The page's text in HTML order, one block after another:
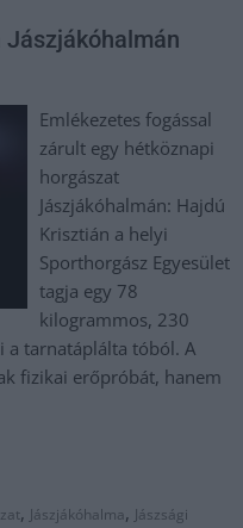
Emlékezetes fogással
zárult egy hétköznapi
horgászat
Jászjákóhalmán: Hajdú
Krisztián a helyi
Sporthorgász Egyesület
tagja egy 78
kilogrammos, 230
a tarnatáplálta tóból. A
fizikai erőpróbát, hanem
, Jászjákóhalma, Jászsági